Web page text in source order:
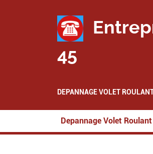
45
DEPANNAGE VOLET
Depannage Volet